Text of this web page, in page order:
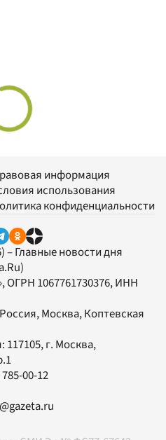
информация
использования
конфиденциальности
– Главные новости дня
, ОГРН 1067761730376, ИНН
Москва, Коптевская
117105, г. Москва,
00-12